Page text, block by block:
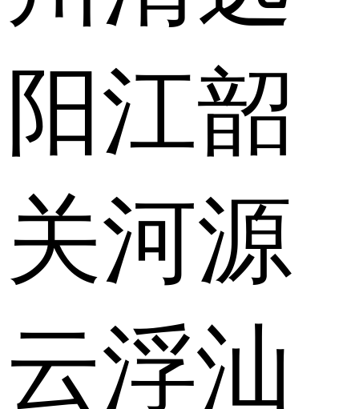
阳江韶
关河源
云浮汕